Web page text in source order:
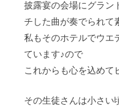
披露宴の会場にグラン
チした曲が奏でられて
私もそのホテルでウエ
ています♪ので
これからも心を込めて
その生徒さんは小さい